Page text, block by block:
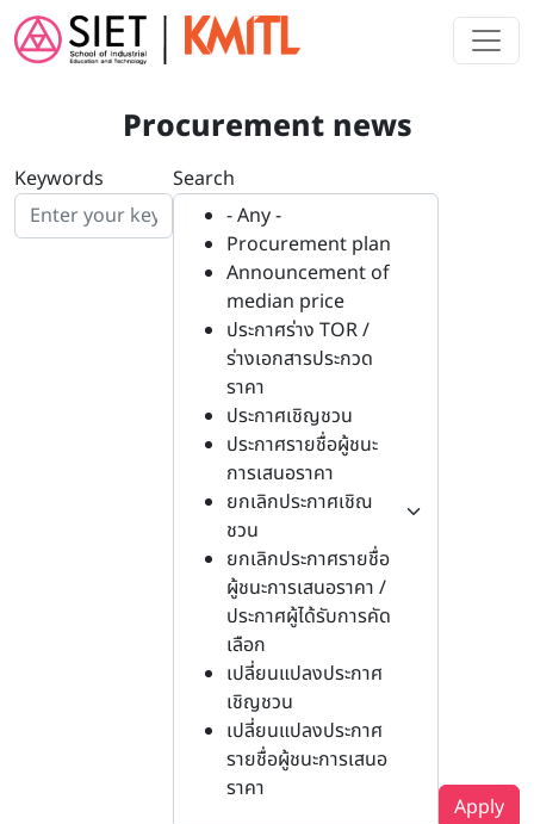
Skip to main content
Procurement news
Keywords
Search
- Any -
Procurement plan
Announcement of
median price
ประกาศร่าง TOR /
ร่างเอกสารประกวด
ราคา
ประกาศเชิญชวน
ประกาศรายชื่อผู้ชนะ
การเสนอราคา
ยกเลิกประกาศเชิณ
ชวน
ยกเลิกประกาศรายชื่อ
ผู้ชนะการเสนอราคา /
ประกาศผู้ได้รับการคัด
เลือก
เปลี่ยนแปลงประกาศ
เชิญชวน
เปลี่ยนแปลงประกาศ
รายชื่อผู้ชนะการเสนอ
ราคา
Apply